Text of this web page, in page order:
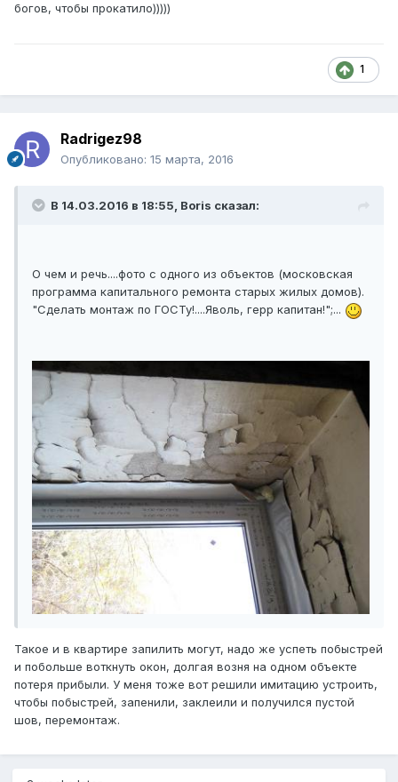
богов, чтобы прокатило)))))
1
Radrigez98
Опубликовано: 15 марта, 2016
В 14.03.2016 в 18:55, Boris сказал:
О чем и речь....фото с одного из объектов (московская
программа капитального ремонта старых жилых домов).
"Сделать монтаж по ГОСТу!....Яволь, герр капитан!";...
Такое и в квартире запилить могут, надо же успеть побыстрей
и побольше воткнуть окон, долгая возня на одном объекте
потеря прибыли. У меня тоже вот решили имитацию устроить,
чтобы побыстрей, запенили, заклеили и получился пустой
шов, перемонтаж.